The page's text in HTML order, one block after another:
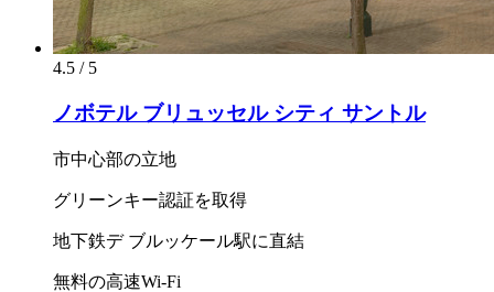
4.5 / 5
ノボテル ブリュッセル シティ サントル
市中心部の立地
グリーンキー認証を取得
地下鉄デ ブルッケール駅に直結
無料の高速Wi-Fi